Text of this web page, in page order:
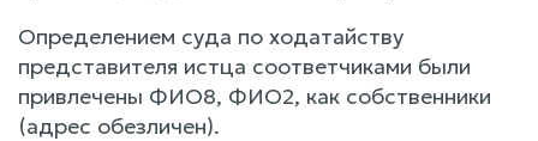
Определением суда по ходатайству
представителя истца соответчиками были
привлечены ФИО8, ФИО2, как собственники
(адрес обезличен).